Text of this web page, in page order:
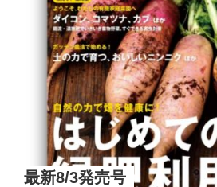
最新8/3発売号